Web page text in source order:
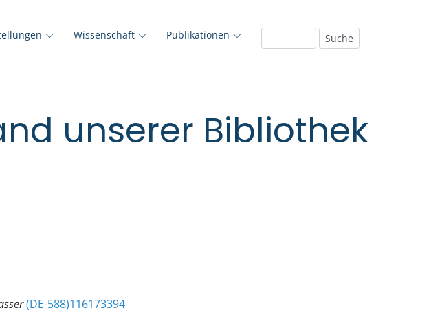
Wissenschaft Publikationen
unserer Bibliothek
(DE-588)116173394